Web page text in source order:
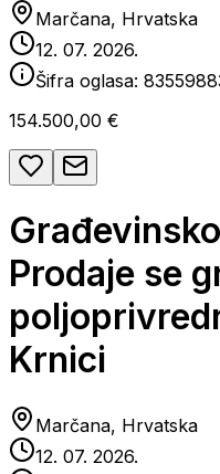
Marčana, Hrvatska
12. 07. 2026.
Šifra oglasa:
154.500,00 €
Prodaje se
Krnici
Marčana, Hrvatska
12. 07. 2026.